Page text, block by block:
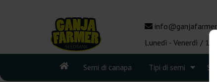
Lunedì - Venerdì /
Semi di canapa Tipi di semi